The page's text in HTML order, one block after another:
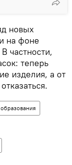
новых
на фоне
частности,
теперь
изделия, а от